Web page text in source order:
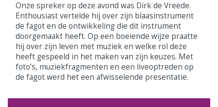
Onze spreker op deze avond was Dirk de Vreede.
Enthousiast vertelde hij over zijn blaasinstrument
de fagot en de ontwikkeling die dit instrument
doorgemaakt heeft. Op een boeiende wijze praatte
hij over zijn leven met muziek en welke rol deze
heeft gespeeld in het maken van zijn keuzes. Met
foto’s, muziekfragmenten en een liveoptreden op
de fagot werd het een afwisselende presentatie.